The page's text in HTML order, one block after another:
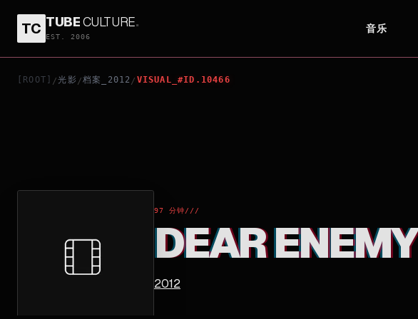
TC TUBECULTURE.
EST. 2006
音乐
[ROOT] /光影 /档案_2012 / VISUAL_#ID.10466
97 分钟///
DEAR ENEMY
2012
DEAR ENEMY